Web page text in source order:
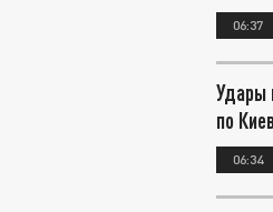
06:37
Удары
по
06:34